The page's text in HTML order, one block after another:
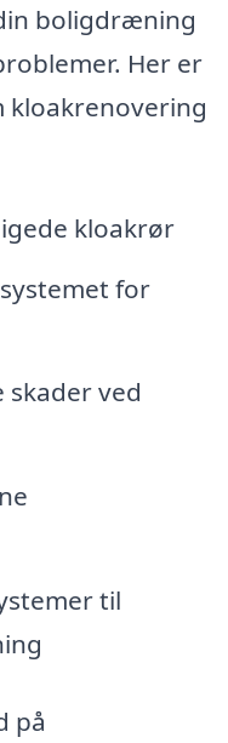
boligdræning
Her er
kloakrenovering
kloakrør
for
ved
til
på